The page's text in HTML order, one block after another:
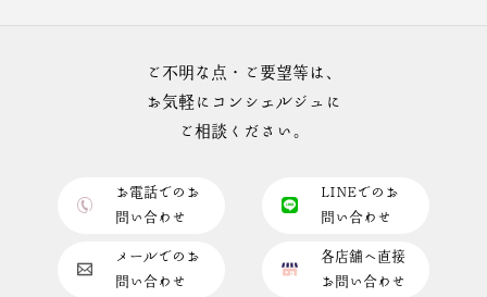
ご不明な点・ご要望等は、
お気軽にコンシェルジュに
ご相談ください。
お電話でのお
問い合わせ
LINEでのお
問い合わせ
メールでのお
問い合わせ
各店舗へ直接
お問い合わせ